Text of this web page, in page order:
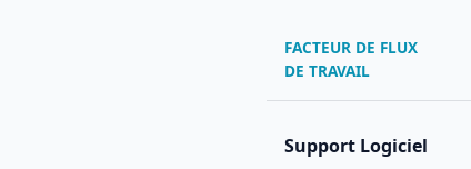
FACTEUR DE FLUX
DE TRAVAIL
Support Logiciel